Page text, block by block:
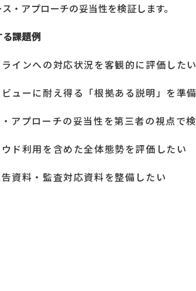
・アプローチの妥当性を検証します。
課題例
インへの対応状況を客観的に評価したい
ューに耐え得る「根拠ある説明」を準
アプローチの妥当性を第三者の視点で
ド利用を含めた全体態勢を評価したい
資料・監査対応資料を整備したい